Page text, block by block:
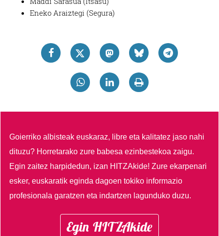
Eneko Araiztegi (Segura)
Goierriko albisteak euskaraz, libre eta kalitatez jaso nahi
dituzu? Horretarako zure babesa ezinbestekoa zaigu.
Egin zaitez harpidedun, izan HITZAkide!Zure ekarpenari
esker, euskaratik eginda dagoen tokiko informazio
profesionala garatzen eta indartzen lagunduko duzu.
Egin HITZAkide